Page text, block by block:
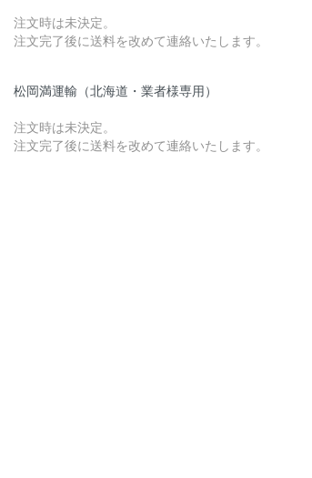
注文時は未決定。
注文完了後に送料を改めて連絡いたします。
松岡満運輸（北海道・業者様専用）
注文時は未決定。
注文完了後に送料を改めて連絡いたします。